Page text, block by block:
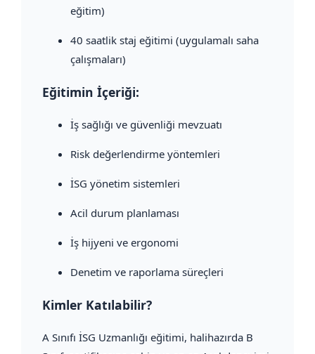
eğitim)
40 saatlik staj eğitimi (uygulamalı saha
çalışmaları)
Eğitimin İçeriği:
İş sağlığı ve güvenliği mevzuatı
Risk değerlendirme yöntemleri
İSG yönetim sistemleri
Acil durum planlaması
İş hijyeni ve ergonomi
Denetim ve raporlama süreçleri
Kimler Katılabilir?
A Sınıfı İSG Uzmanlığı eğitimi, halihazırda B